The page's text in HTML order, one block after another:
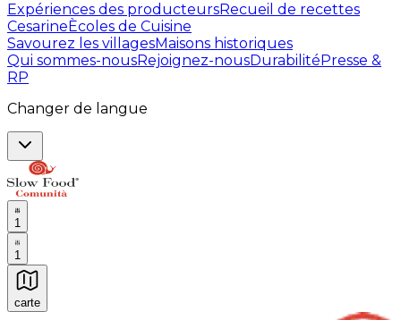
Expériences des producteursRecueil de recettes
CesarineÈcoles de Cuisine
Savourez les villagesMaisons historiques
Qui sommes-nousRejoignez-nousDurabilitéPresse &
RP
Changer de langue
1
1
carte